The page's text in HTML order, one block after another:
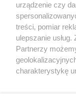
4
000
urządzenie czy
treści, pomiar
ulepszanie
Partnerzy
charakterystykę